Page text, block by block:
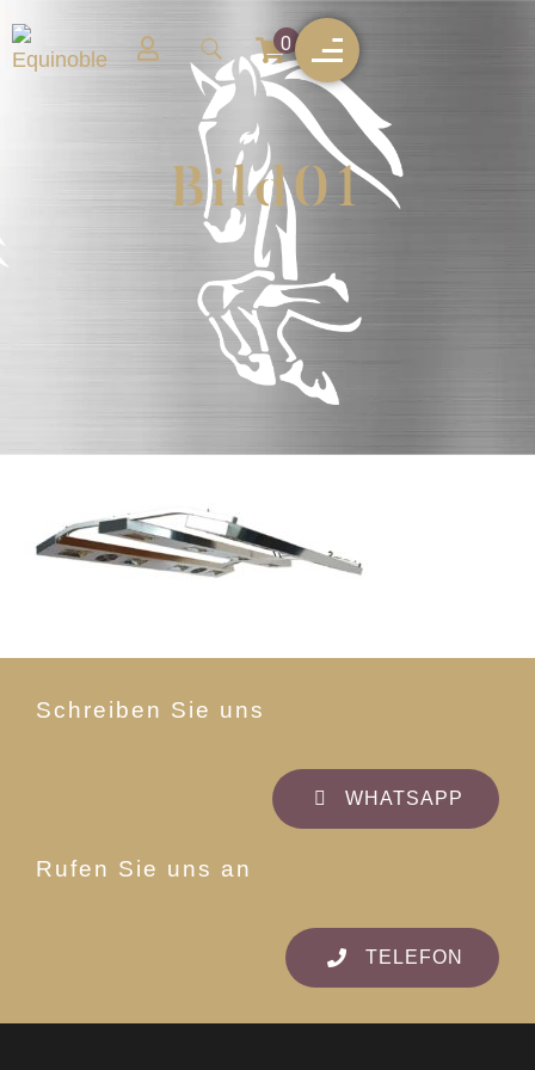
0
Bild01
Schreiben Sie uns
WHATSAPP
Rufen Sie uns an
TELEFON